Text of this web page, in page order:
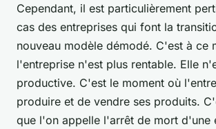
Cependant, il est particulièrement
cas des entreprises qui font la
nouveau modèle démodé. C'est à ce
l'entreprise n'est plus rentable. Elle
productive. C'est le moment où
produire et de vendre ses produits.
que l'on appelle l'arrêt de mort